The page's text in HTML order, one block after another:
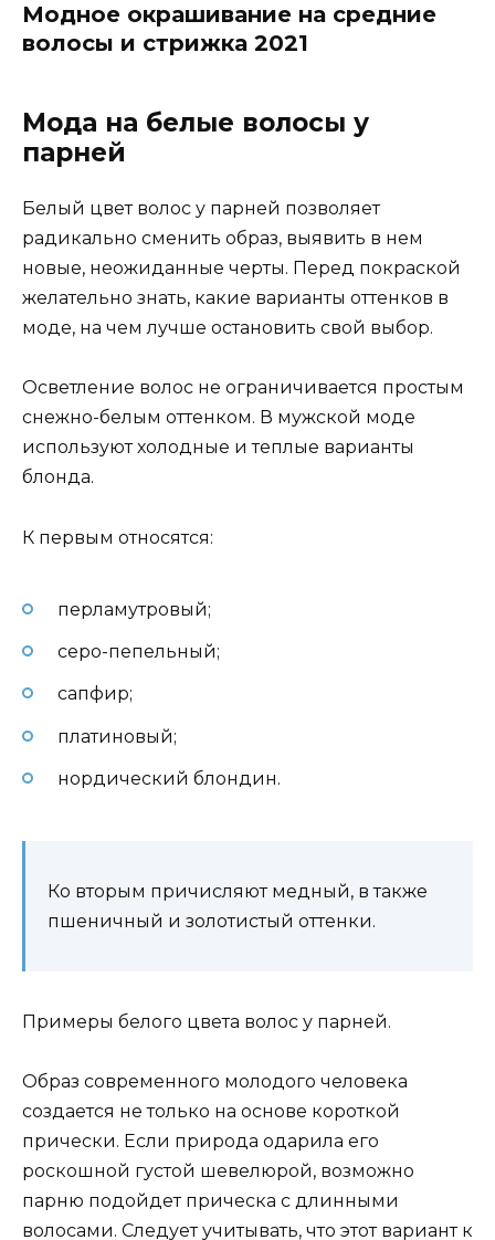
Модное окрашивание на средние
волосы и стрижка 2021
Мода на белые волосы у
парней
Белый цвет волос у парней позволяет
радикально сменить образ, выявить в нем
новые, неожиданные черты. Перед покраской
желательно знать, какие варианты оттенков в
моде, на чем лучше остановить свой выбор.
Осветление волос не ограничивается простым
снежно-белым оттенком. В мужской моде
используют холодные и теплые варианты
блонда.
К первым относятся:
перламутровый;
серо-пепельный;
сапфир;
платиновый;
нордический блондин.
Ко вторым причисляют медный, в также
пшеничный и золотистый оттенки.
Примеры белого цвета волос у парней.
Образ современного молодого человека
создается не только на основе короткой
прически. Если природа одарила его
роскошной густой шевелюрой, возможно
парню подойдет прическа с длинными
волосами. Следует учитывать, что этот вариант к